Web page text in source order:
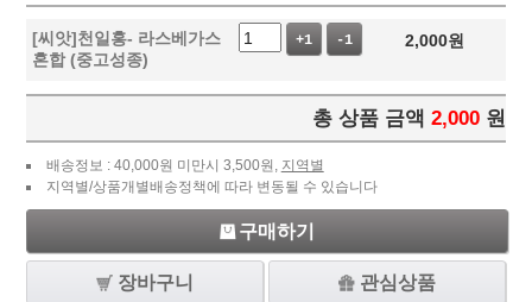
[씨앗]천일홍- 라스베가스
혼합 (중고성종)
+1 -1 2,000원
총 상품 금액 2,000 원
배송정보 : 40,000원 미만시 3,500원, 지역별
지역별/상품개별배송정책에 따라 변동될 수 있습니다
구매하기
장바구니 관심상품